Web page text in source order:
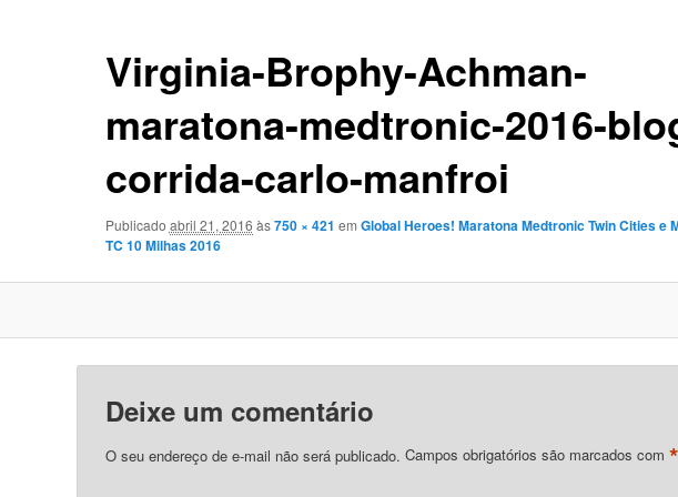
Virginia-Brophy-Achman-
maratona-medtronic-2016-
corrida-carlo-manfroi
Publicado abril 21, 2016 às750 × 421 em Global Heroes! Maratona Medtronic Twin Cities e
TC 10 Milhas 2016
Deixe um comentário
O seu endereço de e-mail não será publicado. Campos obrigatórios são marcados com *